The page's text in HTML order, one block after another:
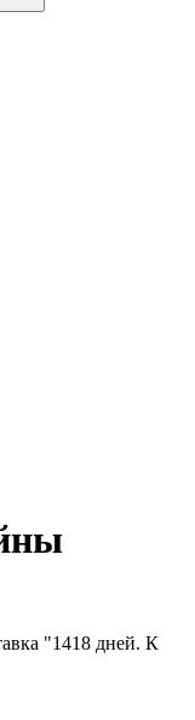
"1418 дней. К